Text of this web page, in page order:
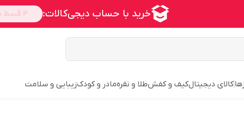
کالای دیجیتالکیف و کفشطلا و نقرهمادر و کودکزیبایی و سلامت